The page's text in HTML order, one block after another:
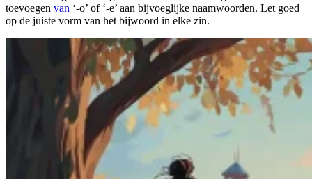
toevoegen van ‘-o’ of ‘-e’ aan bijvoeglijke naamwoorden. Let goed
op de juiste vorm van het bijwoord in elke zin.